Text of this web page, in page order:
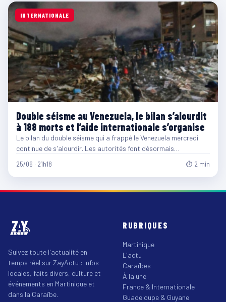
INTERNATIONALE
Double séisme au Venezuela, le bilan s’alourdit
à 188 morts et l’aide internationale s’organise
Le bilan du double séisme qui a frappé le Venezuela mercredi
continue de s'alourdir. Les autorités font désormais…
25/06 · 21h18 ⏱ 2 min
Suivez toute l'actualité en
temps réel sur ZayActu : infos
locales, faits divers, culture et
événements en Martinique et
dans la Caraïbe.
RUBRIQUES
Martinique
L'actu
Caraïbes
À la une
France & Internationale
Guadeloupe & Guyane